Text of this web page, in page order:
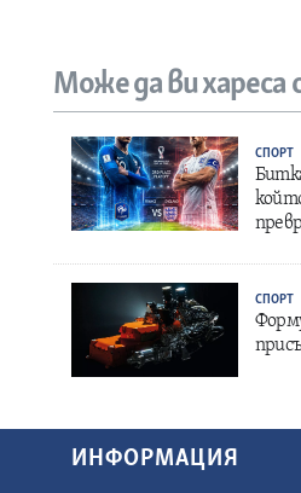
Може да ви хареса
СПОРТ
СПОРТ
ИНФОРМАЦИЯ